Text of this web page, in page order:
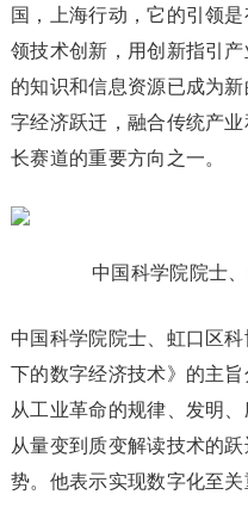
国，上海行动，它的引领
领技术创新，用创新指引
的知识和信息资源已成为
字经济跃迁，融合传统产
长赛道的重要方向之一。
中国科学院院士
中国科学院院士、虹口区
下的数字经济技术》的主
从工业革命的规律、发明
从量变到质变解读技术的
势。他表示实现数字化至